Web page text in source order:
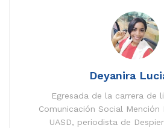
Deyanira
Egresada de la carrera de
Comunicación Social Mención
UASD, periodista de